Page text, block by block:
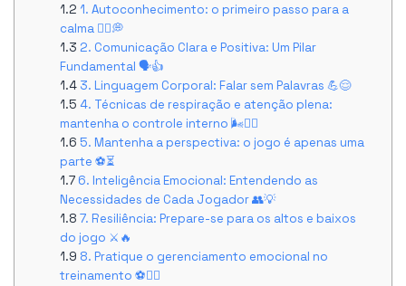
1. Autoconhecimento: o primeiro passo para a
calma 🧘‍♂️💭
2. Comunicação Clara e Positiva: Um Pilar
Fundamental 🗣️👍
3. Linguagem Corporal: Falar sem Palavras 💪😌
4. Técnicas de respiração e atenção plena:
mantenha o controle interno 🌬️🧘‍♀️
5. Mantenha a perspectiva: o jogo é apenas uma
parte ⚽⏳
6. Inteligência Emocional: Entendendo as
Necessidades de Cada Jogador 👥💡
7. Resiliência: Prepare-se para os altos e baixos
do jogo ⚔️🔥
8. Pratique o gerenciamento emocional no
treinamento ⚽🏋️‍♂️